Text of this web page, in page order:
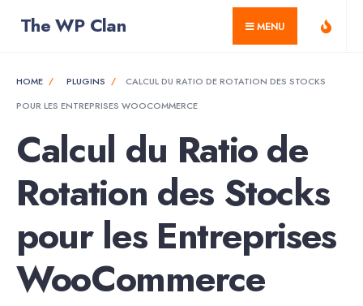
The WP Clan MENU
HOME PLUGINS
CALCUL DU RATIO DE ROTATION DES STOCKS
POUR LES ENTREPRISES WOOCOMMERCE
Calcul du Ratio de
Rotation des Stocks
pour les Entreprises
WooCommerce